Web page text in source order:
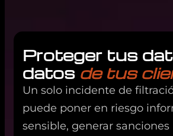
Proteger tus
datos de tus
Un solo incidente de
puede poner en riesgo
sensible, generar sanciones